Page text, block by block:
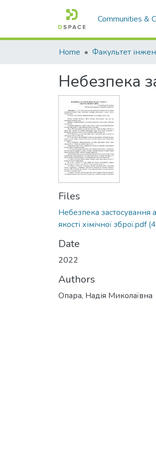
Communities &
Home
Небезпека
Files
Небезпека застосування
якості хімічної зброї.pdf
Date
2022
Authors
Опара, Надія Миколаївна